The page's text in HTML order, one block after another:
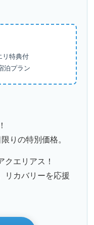
リ特典付
泊プラン
りの特別価格。
クエリアス！
リカバリーを応援